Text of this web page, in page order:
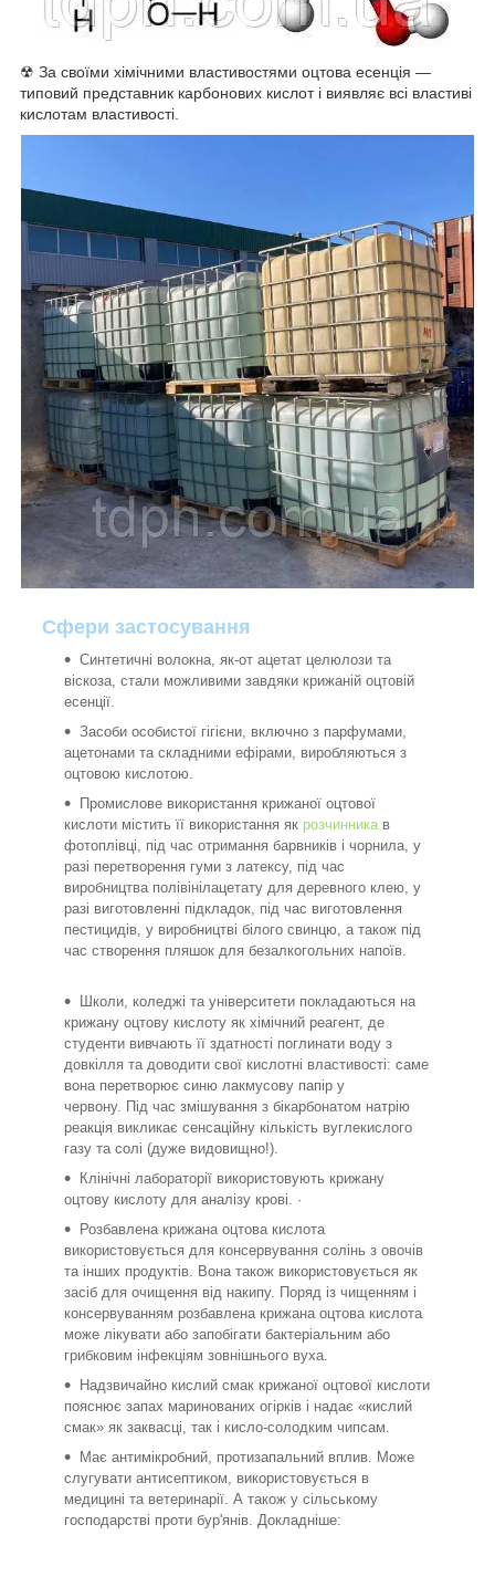
☢ За своїми хімічними властивостями оцтова есенція —
типовий представник карбонових кислот і виявляє всі властиві
кислотам властивості.
Сфери застосування
Синтетичні волокна, як-от ацетат целюлози та
віскоза, стали можливими завдяки крижаній оцтовій
есенції.
Засоби особистої гігієни, включно з парфумами,
ацетонами та складними ефірами, виробляються з
оцтовою кислотою.
Промислове використання крижаної оцтової
кислоти містить її використання як розчинника в
фотоплівці, під час отримання барвників і чорнила, у
разі перетворення гуми з латексу, під час
виробництва полівінілацетату для деревного клею, у
разі виготовленні підкладок, під час виготовлення
пестицидів, у виробництві білого свинцю, а також під
час створення пляшок для безалкогольних напоїв.
Школи, коледжі та університети покладаються на
крижану оцтову кислоту як хімічний реагент, де
студенти вивчають її здатності поглинати воду з
довкілля та доводити свої кислотні властивості: саме
вона перетворює синю лакмусову папір у
червону. Під час змішування з бікарбонатом натрію
реакція викликає сенсаційну кількість вуглекислого
газу та солі (дуже видовищно!).
Клінічні лабораторії використовують крижану
оцтову кислоту для аналізу крові. ·
Розбавлена крижана оцтова кислота
використовується для консервування солінь з овочів
та інших продуктів. Вона також використовується як
засіб для очищення від накипу. Поряд із чищенням і
консервуванням розбавлена крижана оцтова кислота
може лікувати або запобігати бактеріальним або
грибковим інфекціям зовнішнього вуха.
Надзвичайно кислий смак крижаної оцтової кислоти
пояснює запах маринованих огірків і надає «кислий
смак» як заквасці, так і кисло-солодким чипсам.
Має антимікробний, протизапальний вплив. Може
слугувати антисептиком, використовується в
медицині та ветеринарії. А також у сільському
господарстві проти бур'янів. Докладніше: